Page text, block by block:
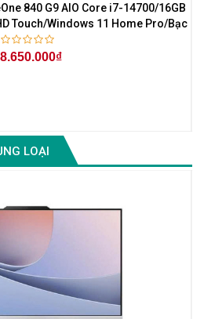
840 G9 AIO Core i7-14700/16GB
Touch/Windows 11 Home Pro/Bạc
LOẠI